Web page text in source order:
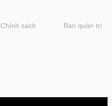
Chính sách Ban quản trị